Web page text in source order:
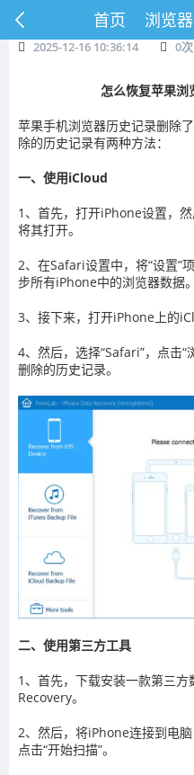
首页 浏览器
2025-12-16 10:36:14 0次
怎么恢复苹果浏
苹果手机浏览器历史记录删除
除的历史记录有两种方法：
一、使用iCloud
1、首先，打开iPhone设置，
将其打开。
2、在Safari设置中，将“设置”
步所有iPhone中的浏览器数据。
3、接下来，打开iPhone上的
4、然后，选择“Safari”，点击
删除的历史记录。
二、使用第三方工具
1、首先，下载安装一款第三
Recovery。
2、然后，将iPhone连接到电
点击“开始扫描”。